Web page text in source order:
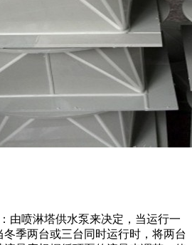
喷淋塔供水泵来决定，当运行一
季两台或三台同时运行时，将两台